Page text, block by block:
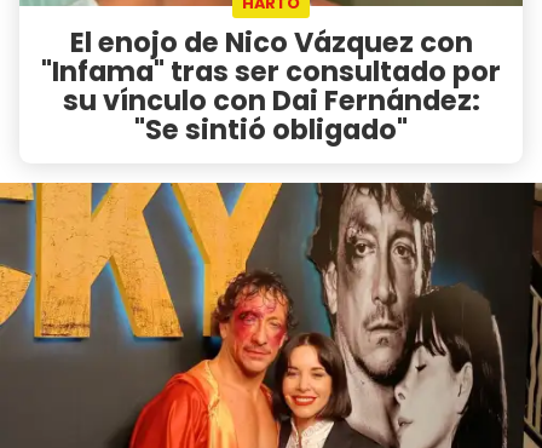
El enojo de Nico Vázquez con
"Infama" tras ser consultado por
su vínculo con Dai Fernández:
"Se sintió obligado"